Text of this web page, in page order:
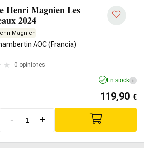
Henri Magnien Les
2024
Magnien
AOC (Francia)
0 opiniones
En stock i
119,90 €
- +